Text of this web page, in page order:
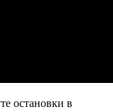
остановки в